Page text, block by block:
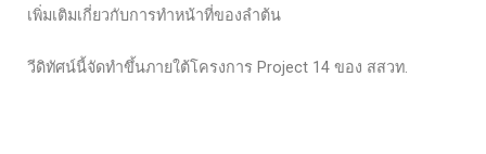
เพิ่มเติมเกี่ยวกับการทำหน้าที่ของลำต้น
วีดิทัศน์นี้จัดทำขึ้นภายใต้โครงการ Project 14 ของ สสวท.